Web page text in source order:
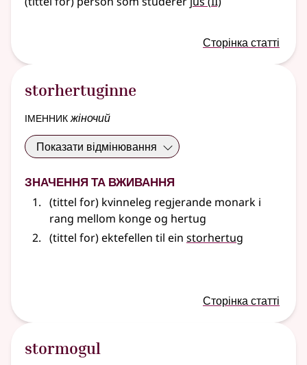
Сторінка статті
storhertuginne
іменникжіночий
Показати відмінювання
Значення та вживання
(tittel for) kvinneleg regjerande monark i
rang mellom konge og hertug
(tittel for) ektefellen til ein storhertug
Сторінка статті
stormogul